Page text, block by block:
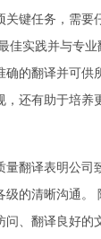
关键任务，需要
佳实践并与专
确的翻译并可供
，还有助于培养
量翻译表明公司
级的清晰沟通。
、翻译良好的